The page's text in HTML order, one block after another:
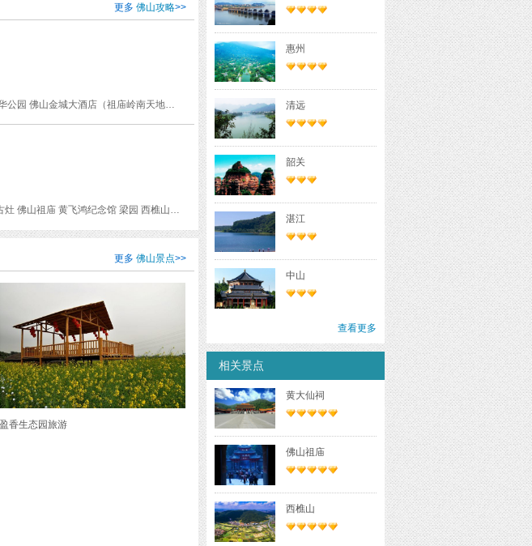
更多 佛山攻略>>
梁园 南风古灶 佛山祖庙 岭南天地 石湾公园 通济桥 文华公园 佛山金城大酒店（祖庙岭南天地店）·中餐厅 黄飞鸿纪念馆 广东粤剧博物馆 彩福·茶余点星(星海岸店) 佛山南国陶源文化酒店
清晖园 南国桃园 逢简水乡 千灯湖公园 岭南天地 南风古灶 佛山祖庙 黄飞鸿纪念馆 梁园 西樵山国艺影视城 碧江金楼 宝林寺
更多 佛山景点>>
盈香生态园旅游
惠州
清远
韶关
湛江
中山
查看更多
相关景点
黄大仙祠
佛山祖庙
西樵山